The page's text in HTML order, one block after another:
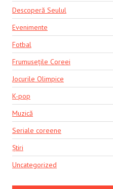
Descoperă Seulul
Evenimente
Fotbal
Frumusețile Coreei
Jocurile Olimpice
K-pop
Muzică
Seriale coreene
Știri
Uncategorized